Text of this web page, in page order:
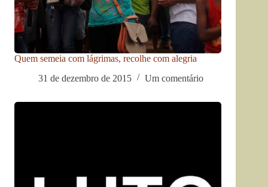
Quem semeia com lágrimas, recolhe com alegria
31 de dezembro de 2015
Um comentário